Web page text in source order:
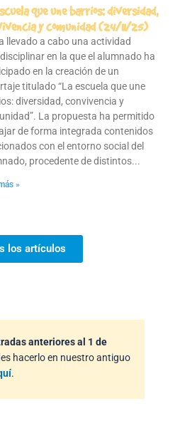
que une barrios: diversidad,
y comunidad (24/11/25)
llevado a cabo una actividad
en la que el alumnado ha
en la creación de un
titulado “La escuela que une
diversidad, convivencia y
La propuesta ha permitido
de forma integrada contenidos
con el entorno social del
procedente de distintos
»
los artículos
anteriores al 1 de
hacerlo en nuestro antiguo
.